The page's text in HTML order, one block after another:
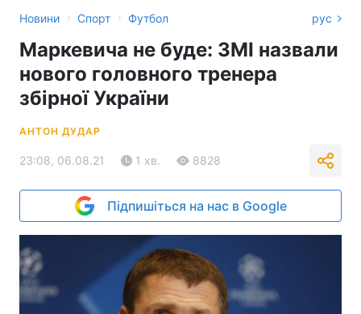
Новини › Спорт › Футбол рус
Маркевича не буде: ЗМІ назвали
нового головного тренера
збірної України
АНТОН ДУДАР
23:08, 06.08.21 1 хв. 8828
Підпишіться на нас в Google